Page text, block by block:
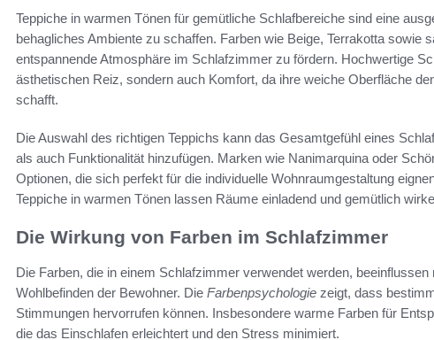
Teppiche in warmen Tönen für gemütliche Schlafbereiche sind eine
behagliches Ambiente zu schaffen. Farben wie Beige, Terrakotta sowie
entspannende Atmosphäre im Schlafzimmer zu fördern. Hochwertige
ästhetischen Reiz, sondern auch Komfort, da ihre weiche Oberfläche
schafft.
Die Auswahl des richtigen Teppichs kann das Gesamtgefühl eines
als auch Funktionalität hinzufügen. Marken wie Nanimarquina oder
Optionen, die sich perfekt für die individuelle Wohnraumgestaltung
Teppiche in warmen Tönen lassen Räume einladend und gemütlich
Die Wirkung von Farben im Schlafzimmer
Die Farben, die in einem Schlafzimmer verwendet werden,
Wohlbefinden der Bewohner. Die Farbenpsychologie zeigt, dass
Stimmungen hervorrufen können. Insbesondere warme Farben für
die das Einschlafen erleichtert und den Stress minimiert.